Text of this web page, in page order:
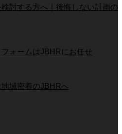
検討する方へ｜後悔しない計画の
ォームはJBHRにお任せ
域密着のJBHRへ